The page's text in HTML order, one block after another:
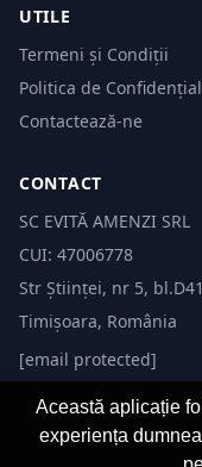
UTILE
Termeni și Condiții
Politica de
Contactează-ne
CONTACT
SC EVITĂ AMENZI SRL
CUI: 47006778
Str Științei, nr 5,
Timișoara, România
[email protected]
Această aplicație
experiența